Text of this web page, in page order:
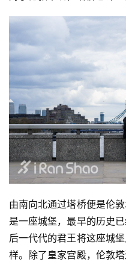
由南向北通过塔桥便是伦
是一座城堡，最早的历史
后一代代的君王将这座城
样。除了皇家宫殿，伦敦